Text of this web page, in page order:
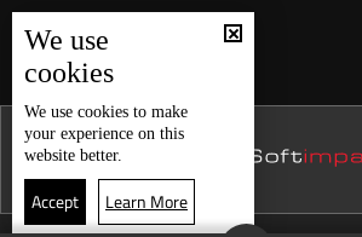
We use
cookies
We use cookies to make
your experience on this
website better.
Accept
Learn More